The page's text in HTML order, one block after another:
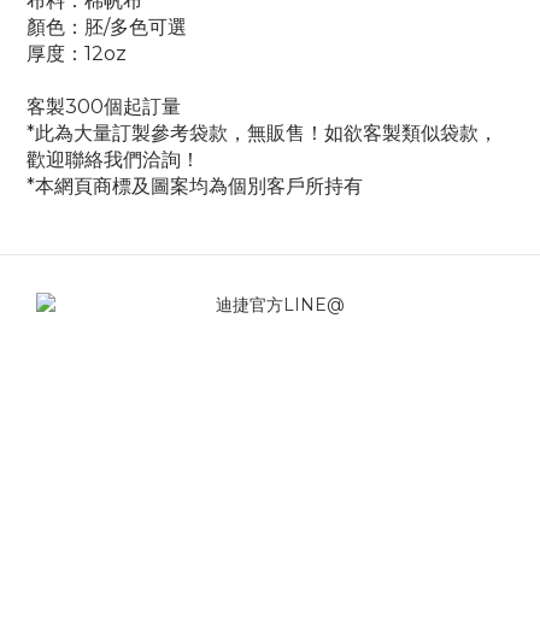
顏色：胚/多色可選
厚度：12oz
客製300個起訂量
*此為大量訂製參考袋款，無販售！如欲客製類似袋款，
歡迎聯絡我們洽詢！
*本網頁商標及圖案均為個別客戶所持有